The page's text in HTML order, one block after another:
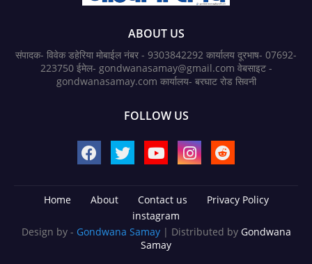
ABOUT US
संपादक- विवेक डहेरिया मोबाईल नंबर - 9303842292 कार्यालय दूरभाष- 07692-
223750 ईमेल- gondwanasamay@gmail.com वेबसाइट -
gondwanasamay.com कार्यालय- बरघाट रोड सिवनी
FOLLOW US
Home About Contact us
Privacy Policy
instagram
Design by - Gondwana Samay | Distributed by Gondwana
Samay